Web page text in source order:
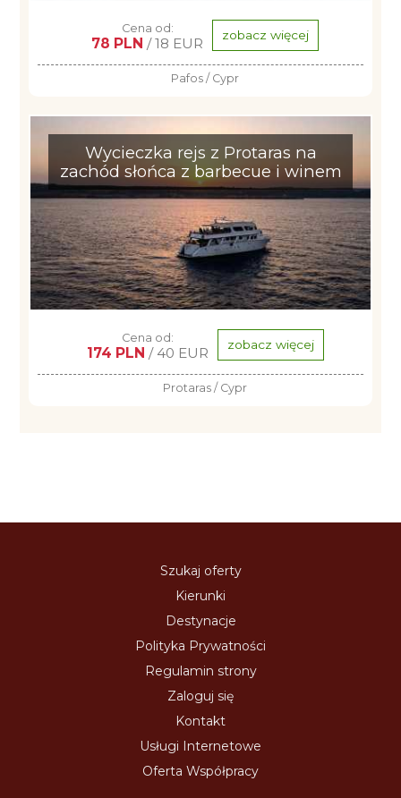
Cena od:
78 PLN / 18 EUR zobacz więcej
Pafos / Cypr
Wycieczka rejs z Protaras na
zachód słońca z barbecue i winem
Cena od:
174 PLN / 40 EUR zobacz więcej
Protaras / Cypr
Szukaj oferty
Kierunki
Destynacje
Polityka Prywatności
Regulamin strony
Zaloguj się
Kontakt
Usługi Internetowe
Oferta Współpracy